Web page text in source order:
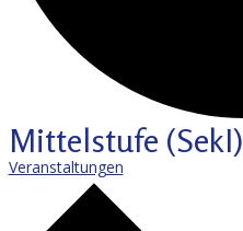
Mittelstufe (SekI)
Veranstaltungen